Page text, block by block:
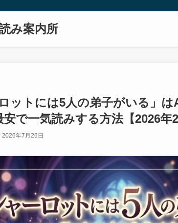
み案内所
ロットには5人の弟子がいる」
で一気読みする方法【2026年2
2026年7月26日